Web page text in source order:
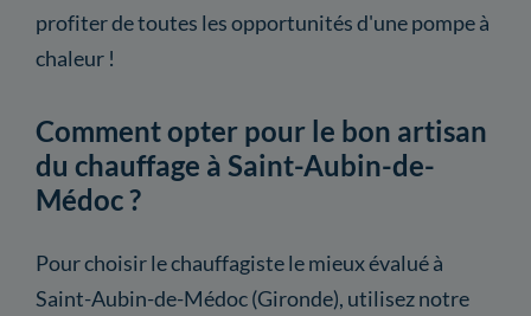
profiter de toutes les opportunités d'une pompe à
chaleur !
Comment opter pour le bon artisan
du chauffage à Saint-Aubin-de-
Médoc ?
Pour choisir le chauffagiste le mieux évalué à
Saint-Aubin-de-Médoc (Gironde), utilisez notre